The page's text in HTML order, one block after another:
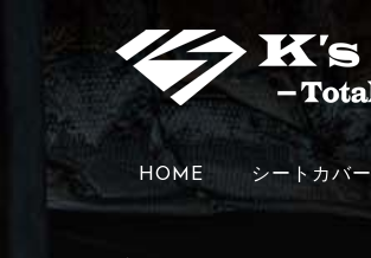
HOME シートカバー